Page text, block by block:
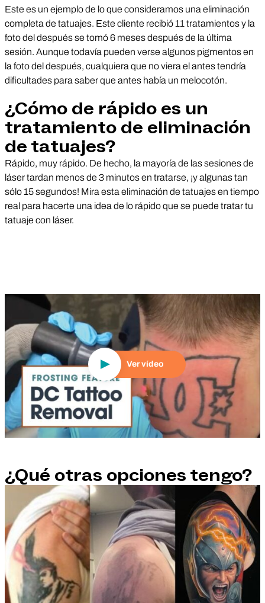
Este es un ejemplo de lo que consideramos una eliminación
completa de tatuajes. Este cliente recibió 11 tratamientos y la
foto del después se tomó 6 meses después de la última
sesión. Aunque todavía pueden verse algunos pigmentos en
la foto del después, cualquiera que no viera el antes tendría
dificultades para saber que antes había un melocotón.
¿Cómo de rápido es un
tratamiento de eliminación
de tatuajes?
Rápido, muy rápido. De hecho, la mayoría de las sesiones de
láser tardan menos de 3 minutos en tratarse, ¡y algunas tan
sólo 15 segundos! Mira esta eliminación de tatuajes en tiempo
real para hacerte una idea de lo rápido que se puede tratar tu
tatuaje con láser.
Reproducir vídeo
Ver vídeo
¿Qué otras opciones tengo?